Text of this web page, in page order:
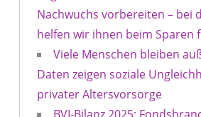
Nachwuchs vorbereiten – bei
helfen wir ihnen beim Sparen
Viele Menschen bleiben
Daten zeigen soziale
privater Altersvorsorge